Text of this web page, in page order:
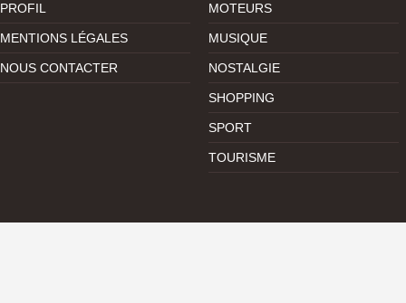
PROFIL
MENTIONS LÉGALES
NOUS CONTACTER
MOTEURS
MUSIQUE
NOSTALGIE
SHOPPING
SPORT
TOURISME